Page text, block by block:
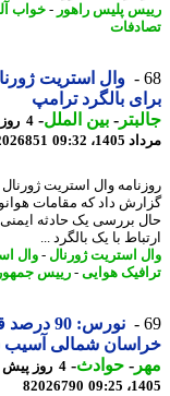
پلیس راهور -خواب
وال استریت ژورنال:
بالگرد ترامپ
-بین الملل-
09:32
82026851
وال استریت ژورنال به
داد که مقامات هوانوردی
بررسی یک حادثه ایمنی در
با یک بالگرد ...
استریت ژورنال-وال
هوایی- رییس جمهوری
نورس: 90 درصد
شمالی آسیب سر
-حوادث -
82026790